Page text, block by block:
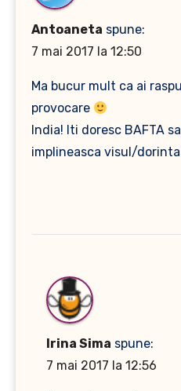
Antoaneta spune:
7 mai 2017 la 12:50
Ma bucur mult ca ai
provocare
India! Iti doresc BAFTA
implineasca visul/
Irina Sima spune:
7 mai 2017 la 12:56